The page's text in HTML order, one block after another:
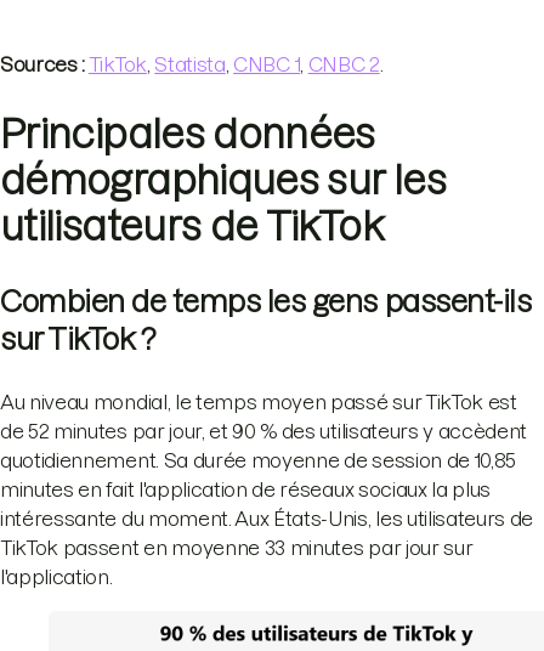
Sources :TikTok Statista CNBC 1 CNBC 2
Principales données
démographiques sur les
utilisateurs de TikTok
Combien de temps les gens passent-ils
sur TikTok ?
Au niveau mondial, le temps moyen passé sur TikTok est
de 52 minutes par jour, et 90 % des utilisateurs y accèdent
quotidiennement. Sa durée moyenne de session de 10,85
minutes en fait l'application de réseaux sociaux la plus
intéressante du moment. Aux États-Unis, les utilisateurs de
TikTok passent en moyenne 33 minutes par jour sur
l'application.